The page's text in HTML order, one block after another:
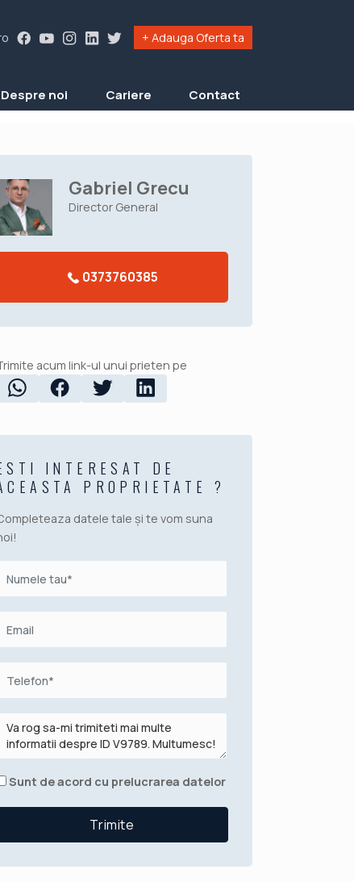
+ Adauga Oferta ta
Despre noi Cariere Contact
Gabriel Grecu
Director General
0373760385
acum link-ul unui prieten pe
INTERESAT DE
PROPRIETATE ?
datele tale și te vom suna
Sunt de acord cu prelucrarea datelor